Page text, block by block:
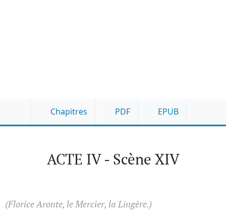
Chapitres PDF EPUB
ACTE IV - Scène XIV
(Florice Aronte, le Mercier, la Lingère.)